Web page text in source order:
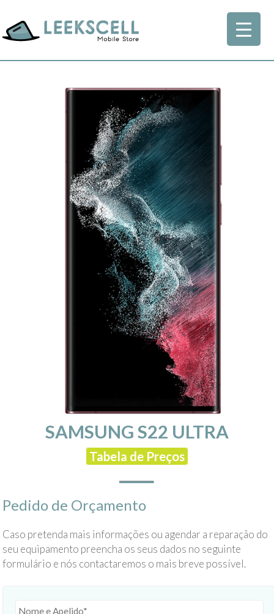
SAMSUNG S22 ULTRA
Tabela de Preços
Pedido de Orçamento
Caso pretenda mais informações ou agendar a reparação do
seu equipamento preencha os seus dados no seguinte
formulário e nós contactaremos o mais breve possível.